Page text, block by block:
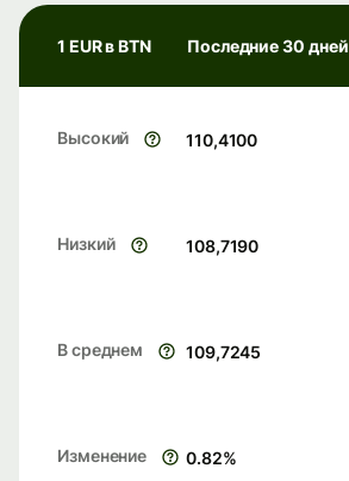
1 EUR в BTN Последние 30 дней
Высокий 110,4100
Низкий 108,7190
В среднем 109,7245
Изменение 0.82%